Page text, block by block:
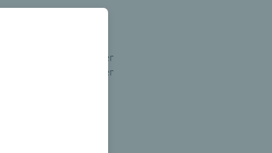
d’avis pour en tirer
à communiquer
soit court,
une petite